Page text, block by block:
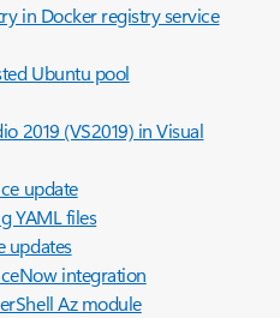
in Docker registry service
Ubuntu pool
2019 (VS2019) in Visual
update
YAML files
updates
integration
Az module